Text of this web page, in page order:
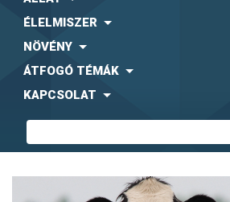
ÉLELMISZER
NÖVÉNY
ÁTFOGÓ TÉMÁK
KAPCSOLAT